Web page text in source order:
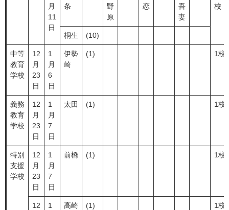
月
11
日
条
野
原
恋
吾
妻
校
桐生 (10)
中等
教育
学校
12
月
23
日
1
月
6
日
伊勢
崎
(1) 1校
義務
教育
学校
12
月
23
日
1
月
7
日
太田 (1) 1校
特別
支援
学校
12
月
23
日
1
月
7
日
前橋 (1) 1校
12
1
高崎 (1) 1校